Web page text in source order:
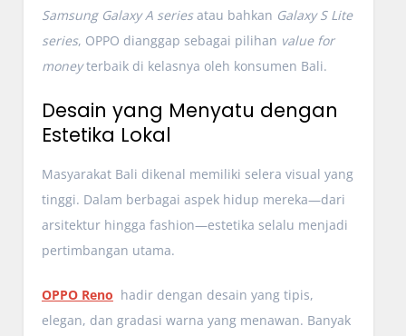
Samsung Galaxy A seriesatau bahkan Galaxy S Lite
series, OPPO dianggap sebagai pilihan value for
moneyterbaik di kelasnya oleh konsumen Bali.
Desain yang Menyatu dengan
Estetika Lokal
Masyarakat Bali dikenal memiliki selera visual yang
tinggi. Dalam berbagai aspek hidup mereka—dari
arsitektur hingga fashion—estetika selalu menjadi
pertimbangan utama.
OPPO Reno hadir dengan desain yang tipis,
elegan, dan gradasi warna yang menawan. Banyak